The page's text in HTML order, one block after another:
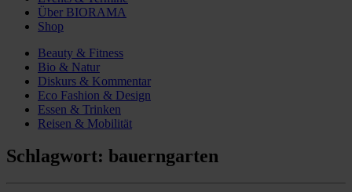
Über BIORAMA
Shop
Beauty & Fitness
Bio & Natur
Diskurs & Kommentar
Eco Fashion & Design
Essen & Trinken
Reisen & Mobilität
Schlagwort: bauerngarten